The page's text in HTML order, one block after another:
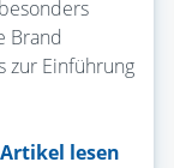
Brand
zur Einführung
Artikel lesen